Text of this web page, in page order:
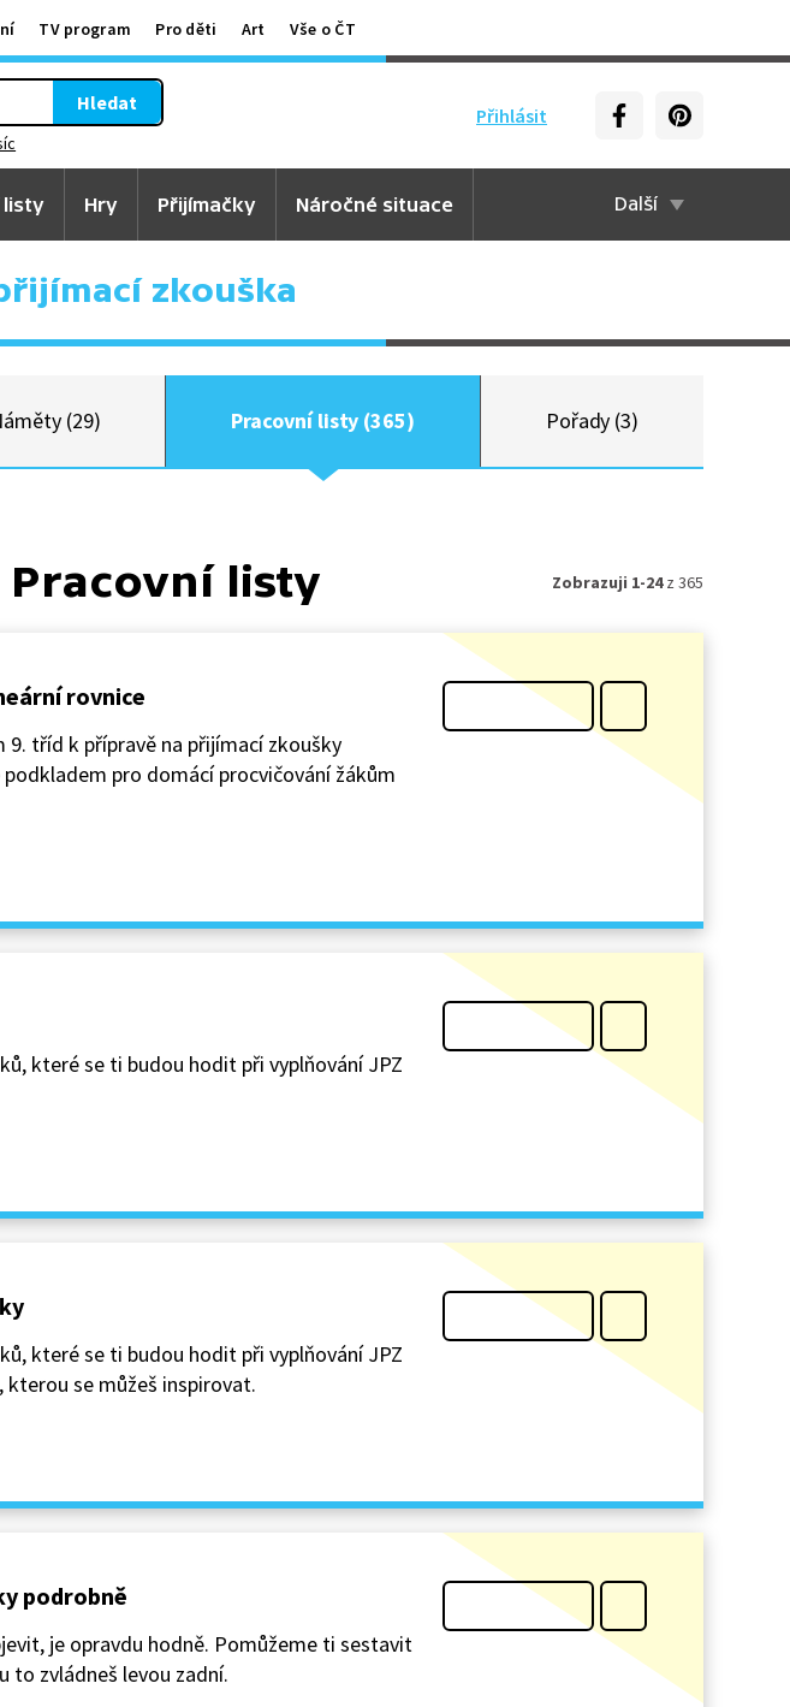
TV program Pro děti Art Vše o ČT
Přihlásit
Hledat
listy Hry Přijímačky Náročné situace Další
zkouška
(29) Pracovní listy (365) Pořady (3)
Pracovní listy Zobrazuji 1-24z 365
rovnice
tříd k přípravě na přijímací zkoušky
pro domácí procvičování žákům
které se ti budou hodit při vyplňování JPZ
které se ti budou hodit při vyplňování JPZ
se můžeš inspirovat.
podrobně
je opravdu hodně. Pomůžeme ti sestavit
to zvládneš levou zadní.